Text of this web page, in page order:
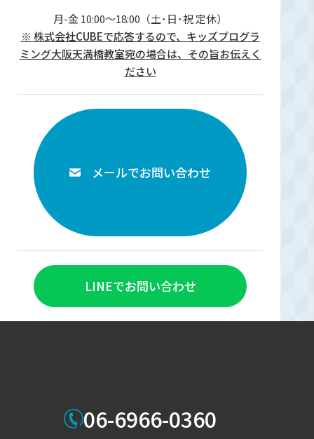
月-金 10:00～18:00（土･日･祝 定休）
※ 株式会社CUBEで応答するので、キッズプログラ
ミング大阪天満橋教室宛の場合は、その旨お伝えく
ださい
メールでお問い合わせ
LINEでお問い合わせ
06-6966-0360